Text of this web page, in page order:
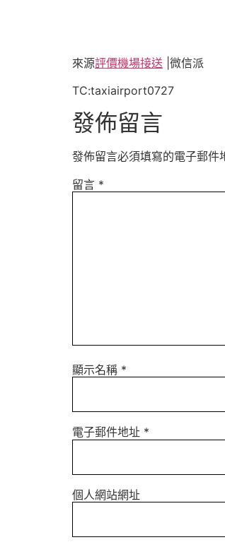
來源評價機場接送 |微信派
TC:taxiairport0727
發佈留言
發佈留言必須填寫的電子郵件
留言 *
顯示名稱 *
電子郵件地址 *
個人網站網址